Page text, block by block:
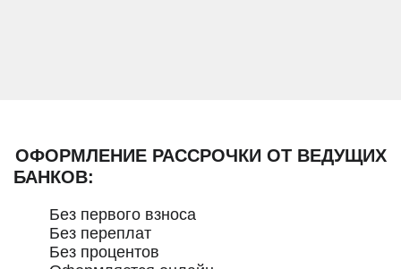
ОФОРМЛЕНИЕ РАССРОЧКИ ОТ ВЕДУЩИХ
БАНКОВ:
Без первого взноса
Без переплат
Без процентов